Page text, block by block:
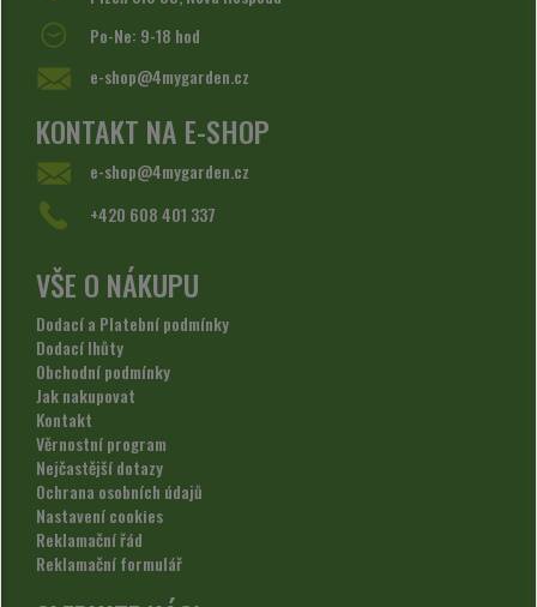
Po-Ne: 9-18 hod
e-shop@4mygarden.cz
KONTAKT NA E-SHOP
e-shop@4mygarden.cz
+420 608 401 337
VŠE O NÁKUPU
Dodací a Platební podmínky
Dodací lhůty
Obchodní podmínky
Jak nakupovat
Kontakt
Věrnostní program
Nejčastější dotazy
Ochrana osobních údajů
Nastavení cookies
Reklamační řád
Reklamační formulář